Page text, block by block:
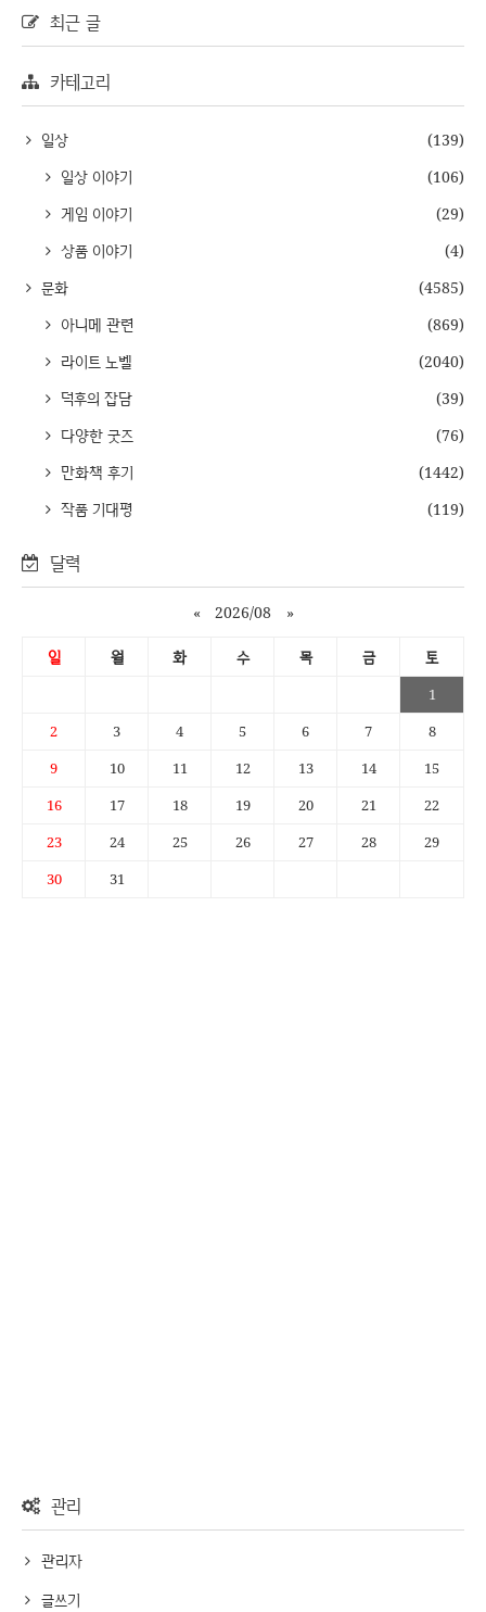
최근 글
카테고리
일상
(139)
일상 이야기
(106)
게임 이야기
(29)
상품 이야기
(4)
문화
(4585)
아니메 관련
(869)
라이트 노벨
(2040)
덕후의 잡담
(39)
다양한 굿즈
(76)
만화책 후기
(1442)
작품 기대평
(119)
달력
« 2026/08 »
일 월 화 수 목 금 토
1
2
3 4 5 6 7
8
9
10 11 12 13 14
15
16
17 18 19 20 21
22
23
24 25 26 27 28
29
30
31
관리
관리자
글쓰기